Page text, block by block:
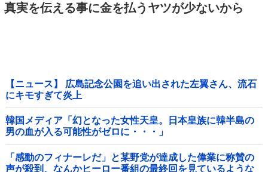
真実を伝える事に金を払うヤツが少ないから
【ニュース】 広島記念公園を追い出された左翼さん、流石
にキモすぎて炎上
韓国メディア「幻となった女性天皇。日本皇族に韓半島の
男の血が入る可能性がゼロに・・・」
「感動のフィナーレだ」と某野党が達成した偉業に称賛の
声が殺到、なんかヒーロー番組の最終回を見ているような